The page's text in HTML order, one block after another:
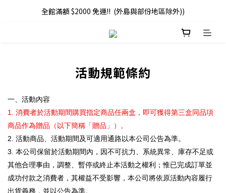
全館滿額 $2000 免運!!  (外島與部份地區除外))
活動規範條約
一、活動內容
1. 消費者於活動期間購買指定商品任兩盒，即可獲得第三盒同品項
商品作為贈品（以下簡稱「贈品」）。
2. 活動商品、活動期間及可適用通路以本公司公告為準。
3. 本公司保留於活動期間內，因不可抗力、系統異常、庫存不足或
其他合理事由，調整、暫停或終止本活動之權利；惟已完成訂單並
成功付款之消費者，其權益不受影響，本公司將依原活動內容履行
出貨義務，並以公告為準。